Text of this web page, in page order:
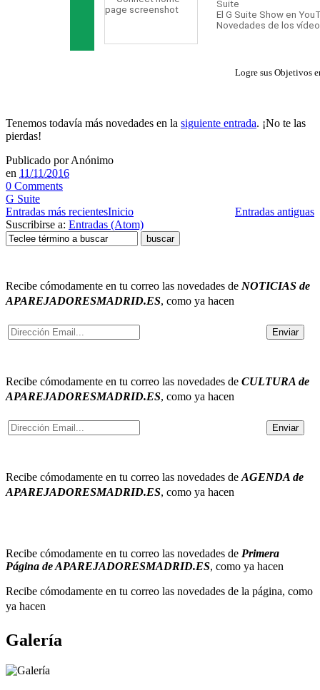
Logre sus Objetivos
Tenemos todavía más novedades en la siguiente entrada. ¡No te las
pierdas!
Publicado porAnónimo
en 11/11/2016
0 Comments
G Suite
Entradas antiguas
Entradas más recientesInicio
Suscribirse a: Entradas (Atom)
Recibe cómodamente en tu correo las novedades de NOTICIAS de
APAREJADORESMADRID.ES, como ya hacen
Recibe cómodamente en tu correo las novedades de CULTURA de
APAREJADORESMADRID.ES, como ya hacen
Recibe cómodamente en tu correo las novedades de AGENDA de
APAREJADORESMADRID.ES, como ya hacen
Recibe cómodamente en tu correo las novedades de Primera
Página de APAREJADORESMADRID.ES, como ya hacen
Recibe cómodamente en tu correo las novedades de la página, como
ya hacen
Galería